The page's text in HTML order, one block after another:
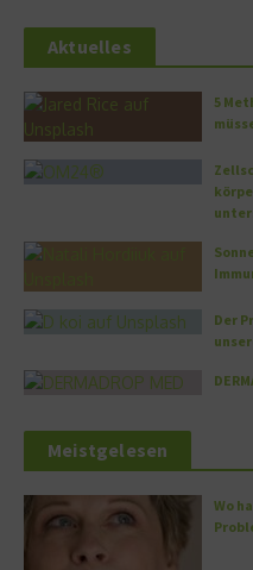
Aktuelles
5
Der
Meistgelesen
Wo